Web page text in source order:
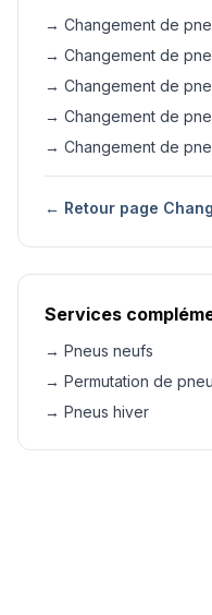
→ Changement de
→ Changement de
→ Changement de
→ Changement de
→ Changement de
← Retour page
Services
→ Pneus neufs
→ Permutation de
→ Pneus hiver